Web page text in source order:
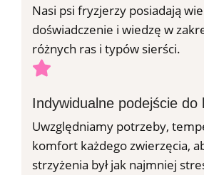
Nasi psi fryzjerzy posiadają
doświadczenie i wiedzę w
różnych ras i typów sierści.
Indywidualne podejście do
Uwzględniamy potrzeby,
komfort każdego zwierzęcia,
strzyżenia był jak najmniej